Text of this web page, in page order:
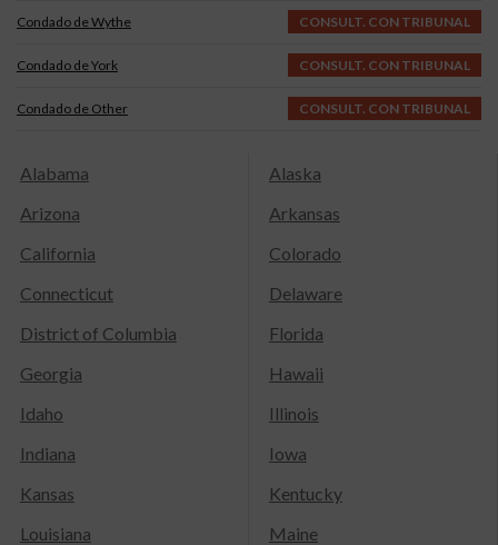
Condado de Wythe CONSULT. CON TRIBUNAL
Condado de York CONSULT. CON TRIBUNAL
Condado de Other CONSULT. CON TRIBUNAL
Alabama
Alaska
Arizona
Arkansas
California
Colorado
Connecticut
Delaware
District of Columbia
Florida
Georgia
Hawaii
Idaho
Illinois
Indiana
Iowa
Kansas
Kentucky
Louisiana
Maine